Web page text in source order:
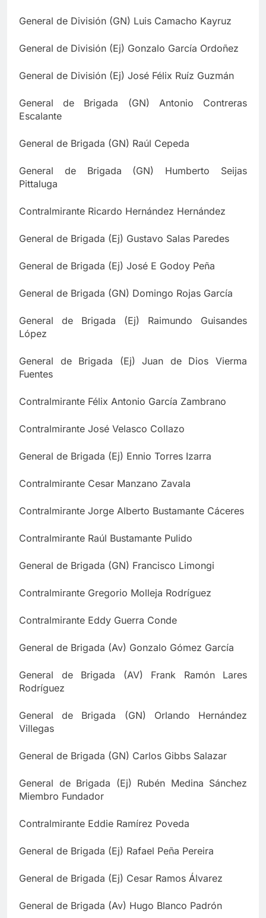
General de División (GN) Luis Camacho Kayruz
General de División (Ej) Gonzalo García Ordoñez
General de División (Ej) José Félix Ruíz Guzmán
General de Brigada (GN) Antonio Contreras
Escalante
General de Brigada (GN) Raúl Cepeda
General de Brigada (GN) Humberto Seijas
Pittaluga
Contralmirante Ricardo Hernández Hernández
General de Brigada (Ej) Gustavo Salas Paredes
General de Brigada (Ej) José E Godoy Peña
General de Brigada (GN) Domingo Rojas García
General de Brigada (Ej) Raimundo Guisandes
López
General de Brigada (Ej) Juan de Dios Vierma
Fuentes
Contralmirante Félix Antonio García Zambrano
Contralmirante José Velasco Collazo
General de Brigada (Ej) Ennio Torres Izarra
Contralmirante Cesar Manzano Zavala
Contralmirante Jorge Alberto Bustamante Cáceres
Contralmirante Raúl Bustamante Pulido
General de Brigada (GN) Francisco Limongi
Contralmirante Gregorio Molleja Rodríguez
Contralmirante Eddy Guerra Conde
General de Brigada (Av) Gonzalo Gómez García
General de Brigada (AV) Frank Ramón Lares
Rodríguez
General de Brigada (GN) Orlando Hernández
Villegas
General de Brigada (GN) Carlos Gibbs Salazar
General de Brigada (Ej) Rubén Medina Sánchez
Miembro Fundador
Contralmirante Eddie Ramírez Poveda
General de Brigada (Ej) Rafael Peña Pereira
General de Brigada (Ej) Cesar Ramos Álvarez
General de Brigada (Av) Hugo Blanco Padrón